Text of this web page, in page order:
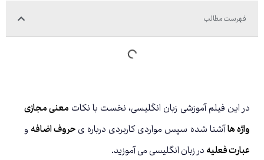
فهرست مطالب
در این فیلم آموزشی زبان انگلیسی، نخست با نکاتمعنی مجازی
واژه هاآشنا شده سپس مواردی کاربردی درباره یحروف اضافهو
عبارت فعلیهدر زبان انگلیسی می آموزید.